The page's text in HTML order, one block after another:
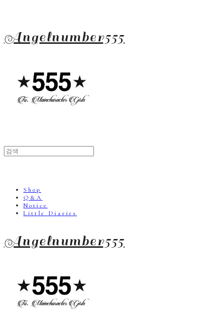
Angelnumber555
Shop
Q&A
Notice
Little Diaries
Angelnumber555